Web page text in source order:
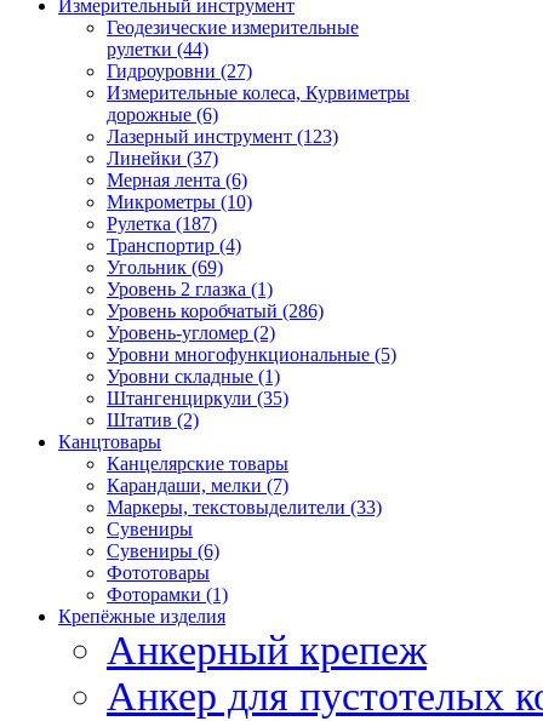
Измерительный инструмент
Геодезические измерительные
рулетки (44)
Гидроуровни (27)
Измерительные колеса, Курвиметры
дорожные (6)
Лазерный инструмент (123)
Линейки (37)
Мерная лента (6)
Микрометры (10)
Рулетка (187)
Транспортир (4)
Угольник (69)
Уровень 2 глазка (1)
Уровень коробчатый (286)
Уровень-угломер (2)
Уровни многофункциональные (5)
Уровни складные (1)
Штангенциркули (35)
Штатив (2)
Канцтовары
Канцелярские товары
Карандаши, мелки (7)
Маркеры, текстовыделители (33)
Сувениры
Сувениры (6)
Фототовары
Фоторамки (1)
Крепёжные изделия
Анкерный крепеж
Анкер для пустотелых